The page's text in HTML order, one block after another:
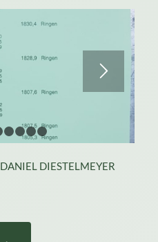
1 2 3 4 5 6 7 8
DANIEL DIESTELMEYER